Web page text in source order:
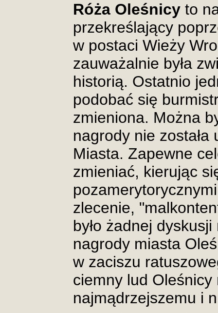
Róża Oleśnicy to
przekreślający
w postaci Wieży
zauważalnie była
historią. Ostatnio
podobać się
zmieniona. Można
nagrody nie
Miasta. Zapewne
zmieniać, kierując
zlecenie,
było żadnej
nagrody miasta
w zaciszu
ciemny lud
najmądrzejszemu i